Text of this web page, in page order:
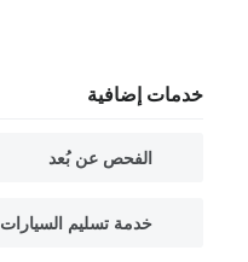
خدمات إضافية
الفحص عن بُعد
خدمة تسليم السيارات